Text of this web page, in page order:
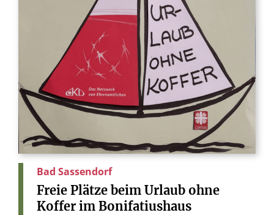
Bad Sassendorf
Freie Plätze beim Urlaub ohne
Koffer im Bonifatiushaus